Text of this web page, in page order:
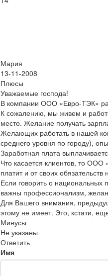
Мария
13-11-2008
Плюсы
Уважаемые господа!
В компании ООО «Евро-ТЭК»
К сожалению, мы живем и
место. Желание получать
Желающих работать в нашей
среднего уровня по городу),
Заработная плата
Что касается клиентов, то ООО
платит и от своих обязательств
Если говорить о национальных
важны профессионализм,
Для Вашего внимания,
этому не имеет. Это, кстати,
Минусы
Не указаны
Ответить
Имя